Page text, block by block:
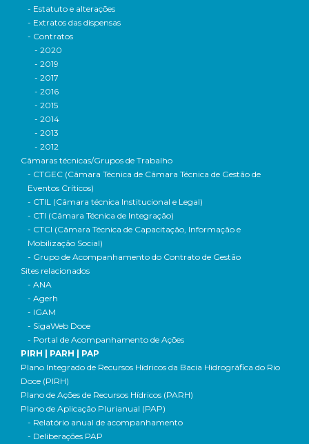
- Estatuto e alterações
- Extratos das dispensas
- Contratos
- 2020
- 2019
- 2017
- 2016
- 2015
- 2014
- 2013
- 2012
Câmaras técnicas/Grupos de Trabalho
- CTGEC (Câmara Técnica de Câmara Técnica de Gestão de
Eventos Críticos)
- CTIL (Câmara técnica Institucional e Legal)
- CTI (Câmara Técnica de Integração)
- CTCI (Câmara Técnica de Capacitação, Informação e
Mobilização Social)
- Grupo de Acompanhamento do Contrato de Gestão
Sites relacionados
- ANA
- Agerh
- IGAM
- SigaWeb Doce
- Portal de Acompanhamento de Ações
PIRH | PARH | PAP
Plano Integrado de Recursos Hídricos da Bacia Hidrográfica do Rio
Doce (PIRH)
Plano de Ações de Recursos Hídricos (PARH)
Plano de Aplicação Plurianual (PAP)
- Relatório anual de acompanhamento
- Deliberações PAP